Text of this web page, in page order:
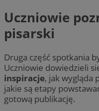
Uczniowie
pisarski
Druga część spotkania
Uczniowie dowiedzieli
inspiracje, jak wygląda
jakie są etapy
gotową publikację.